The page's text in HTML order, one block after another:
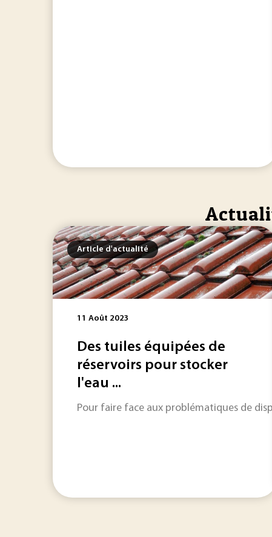
Article d'actualité
11 Août 2023
Des tuiles équipées de
réservoirs pour stocker
l'eau ...
Pour faire face aux problématiques de